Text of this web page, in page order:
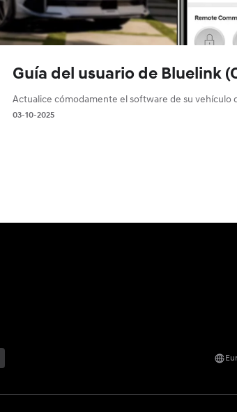
Guía del usuario de Bluelink
Actualice cómodamente el software de su vehículo
03-10-2025